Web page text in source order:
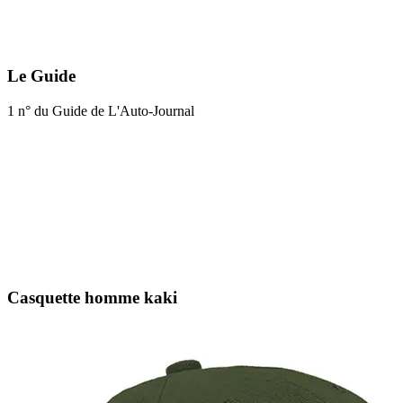
Le Guide
1 n° du Guide de L'Auto-Journal
Casquette homme kaki